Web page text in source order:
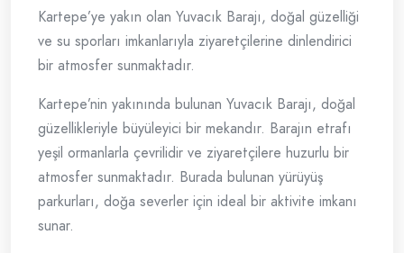
Kartepe’ye yakın olan Yuvacık Barajı, doğal güzelliği
ve su sporları imkanlarıyla ziyaretçilerine dinlendirici
bir atmosfer sunmaktadır.
Kartepe’nin yakınında bulunan Yuvacık Barajı, doğal
güzellikleriyle büyüleyici bir mekandır. Barajın etrafı
yeşil ormanlarla çevrilidir ve ziyaretçilere huzurlu bir
atmosfer sunmaktadır. Burada bulunan yürüyüş
parkurları, doğa severler için ideal bir aktivite imkanı
sunar.